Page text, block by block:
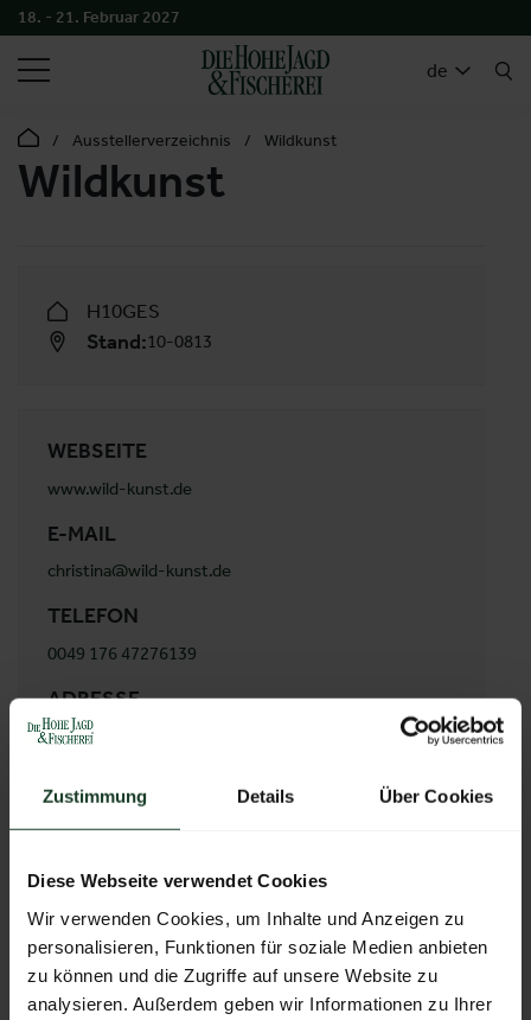
Zustimmung Details Über Cookies
Diese Webseite verwendet Cookies
Wir verwenden Cookies, um Inhalte und Anzeigen zu
personalisieren, Funktionen für soziale Medien anbieten
zu können und die Zugriffe auf unsere Website zu
analysieren. Außerdem geben wir Informationen zu Ihrer
18. - 21. Februar 2027
de
SUCHEN
Ausstellerverzeichnis Wildkunst
Wildkunst
H10GES
Stand:10-0813
WEBSEITE
www.wild-kunst.de
E-MAIL
christina@wild-kunst.de
TELEFON
0049 176 47276139
ADRESSE
Wildkunst
49696 Molbergen
ZUR ÜBERSICHT